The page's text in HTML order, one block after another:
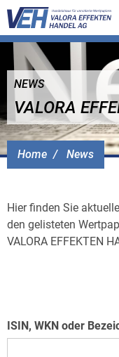
Home News
NEWS
VALORA
Hier finden Sie
den gelisteten
VALORA EFFEKTEN
ISIN, WKN oder